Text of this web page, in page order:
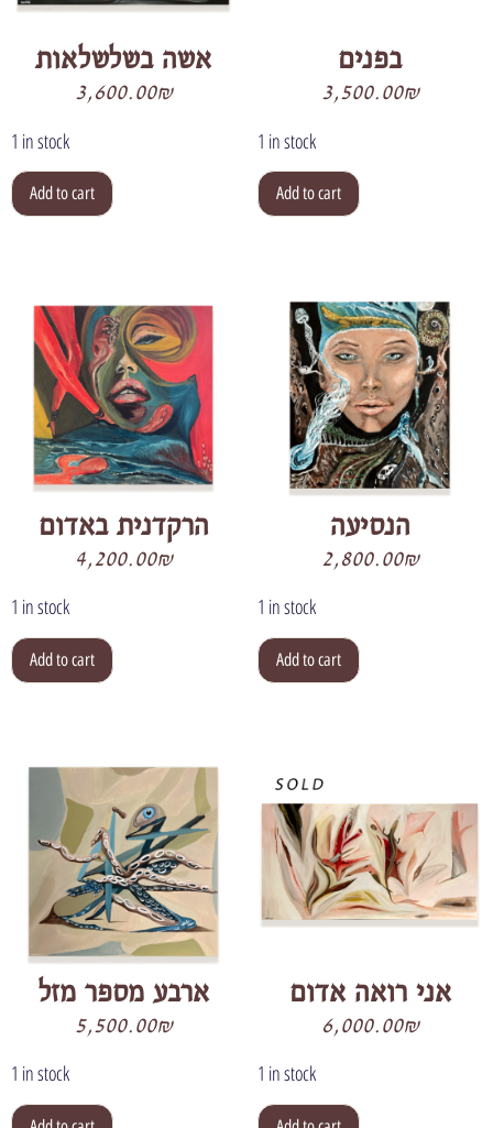
אשה בשלשלאות
3,600.00₪
1 in stock
Add to cart
בפנים
3,500.00₪
1 in stock
Add to cart
הרקדנית באדום
4,200.00₪
1 in stock
Add to cart
הנסיעה
2,800.00₪
1 in stock
Add to cart
ארבע מספר מזל
5,500.00₪
1 in stock
אני רואה אדום
6,000.00₪
1 in stock